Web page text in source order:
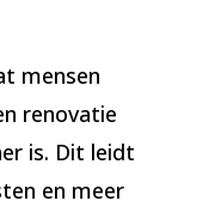
mensen
renovatie
is. Dit leidt
en meer